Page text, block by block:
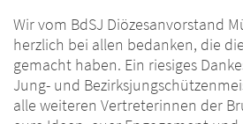
Wir vom BdSJ Diözesanvorstand
herzlich bei allen bedanken, die
gemacht haben. Ein riesiges
Jung- und
alle weiteren Vertreterinnen der